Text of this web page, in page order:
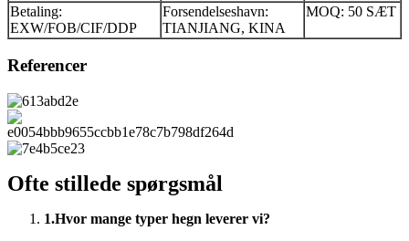
Betaling:
EXW/FOB/CIF/DDP
Forsendelseshavn:
TIANJIANG, KINA
MOQ: 50 SÆT
Referencer
Ofte stillede spørgsmål
1.Hvor mange typer hegn leverer vi?